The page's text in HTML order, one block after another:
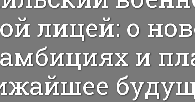
лицей: о
и